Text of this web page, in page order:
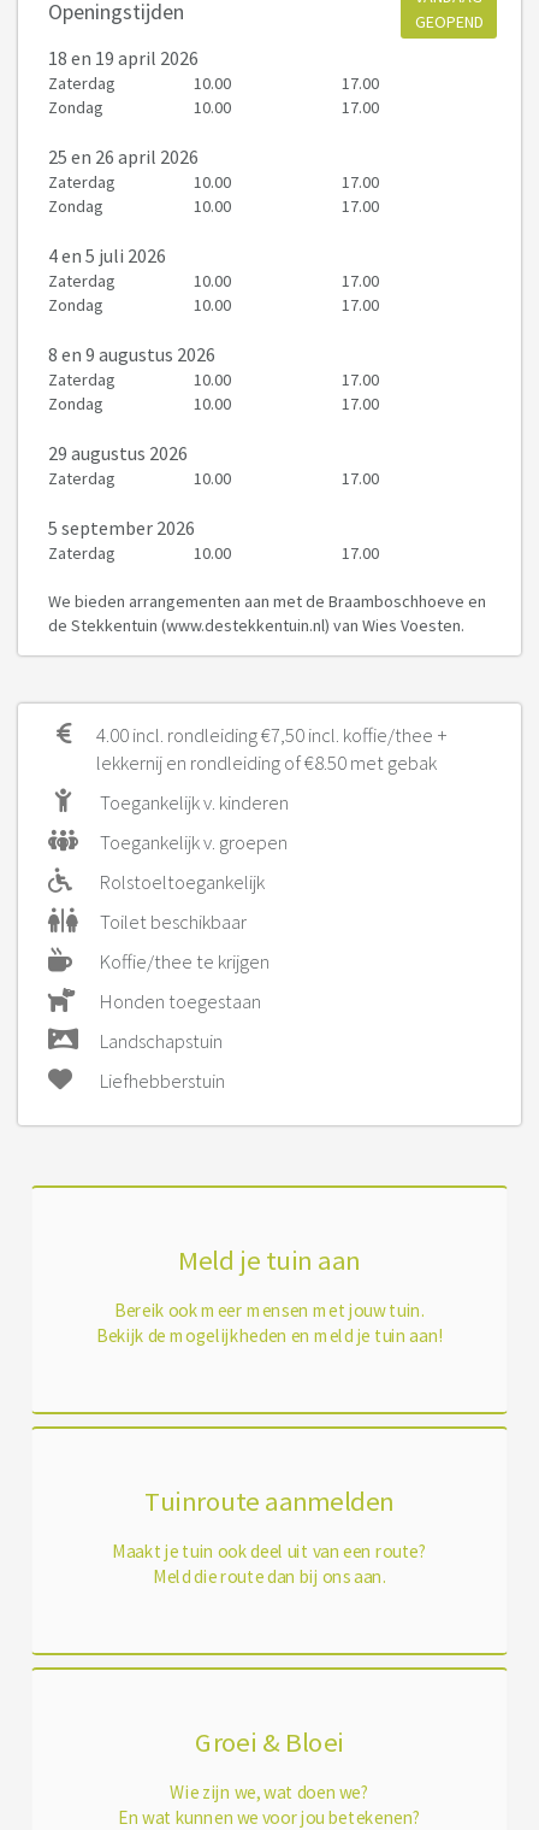
Openingstijden
GEOPEND
18 en 19 april 2026
Zaterdag 10.00
17.00
Zondag
10.00 17.00
25 en 26 april 2026
Zaterdag 10.00
17.00
Zondag
10.00 17.00
4en 5 juli 2026
Zaterdag 10.00
17.00
Zondag
10.00 17.00
8 en 9 augustus 2026
Zaterdag 10.00
17.00
Zondag
10.00 17.00
29 augustus 2026
Zaterdag 10.00 17.00
5 september 2026
Zaterdag 10.00 17.00
We bieden arrangementen aan met de Braamboschhoeve en
de Stekkentuin (www.destekkentuin.nl) van Wies Voesten.
4.00 incl. rondleiding €7,50 incl. koffie/thee +
lekkernij en rondleiding of €8.50 met gebak
Toegankelijk v. kinderen
Toegankelijk v. groepen
Rolstoeltoegankelijk
Toilet beschikbaar
Koffie/thee te krijgen
Honden toegestaan
Landschapstuin
Liefhebberstuin
Meld je tuin aan
Bereik ook meer mensen met jouw tuin.
Bekijk de mogelijkheden en meld je tuin aan!
Tuinroute aanmelden
Maakt je tuin ook deel uit van een route?
Meld die route dan bij ons aan.
Groei & Bloei
Wie zijn we, wat doen we?
En wat kunnen we voor jou betekenen?